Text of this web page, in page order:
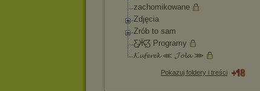
zachomikowane
Zdjęcia
Zrób to sam
Ƹ̵̡Ӝ̵̨̄Ʒ Programy
𝓚𝓾𝓯𝓮𝓻𝓮𝓴 ⋘ 𝓙𝓸𝓵𝓪 ⋙
Pokazuj foldery i treści